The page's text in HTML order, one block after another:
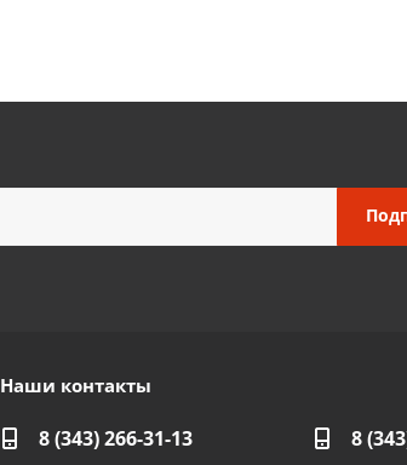
Наши контакты
8 (343) 266-31-13 8